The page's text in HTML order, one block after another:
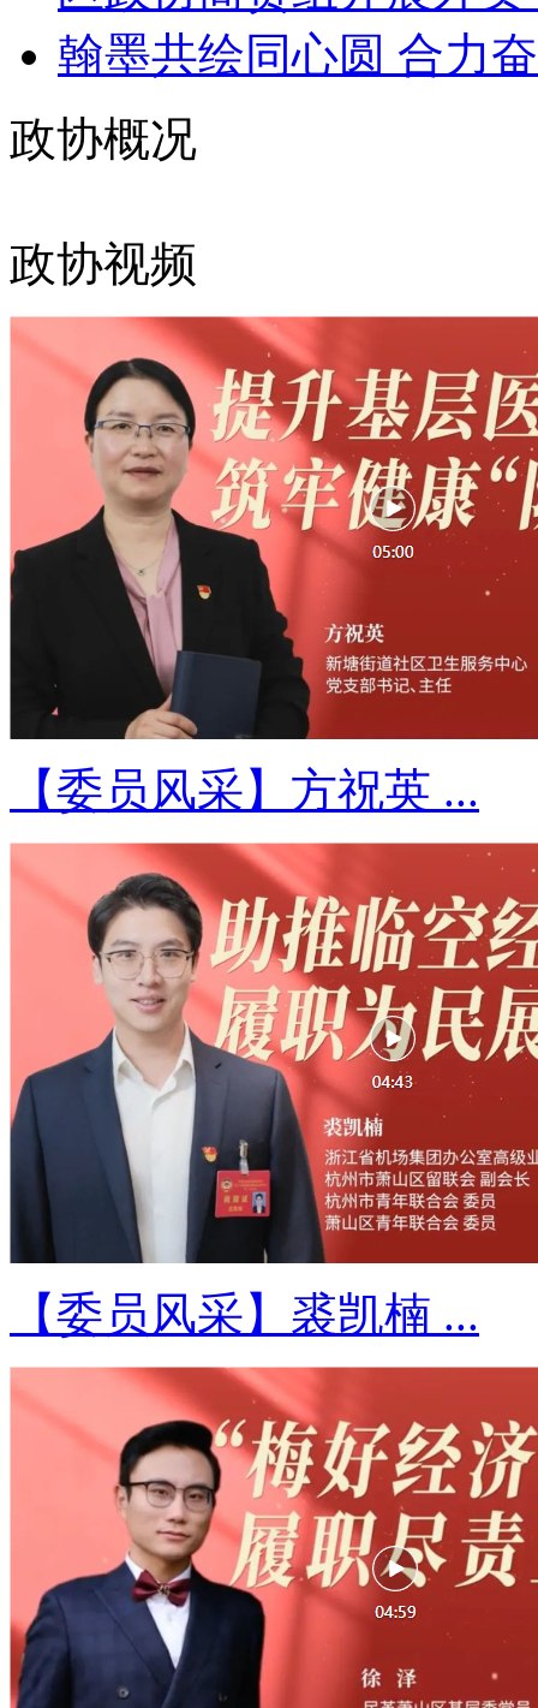
翰墨共绘同心圆 合力
政协概况
政协视频
【委员风采】方祝英 ...
【委员风采】裘凯楠 ...